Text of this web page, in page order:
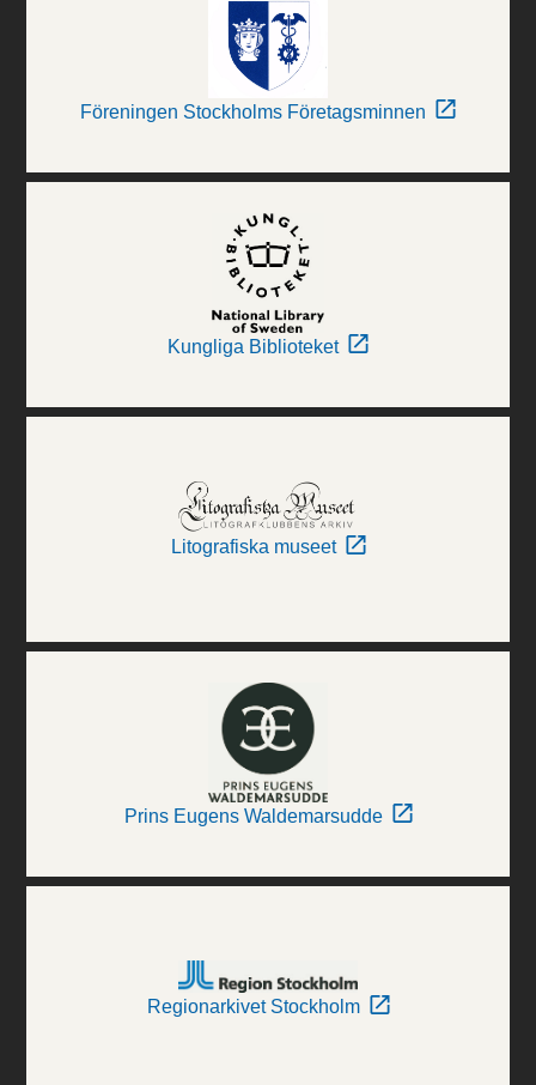
Föreningen Stockholms Företagsminnen
Kungliga Biblioteket
Litografiska museet
Prins Eugens Waldemarsudde
Regionarkivet Stockholm